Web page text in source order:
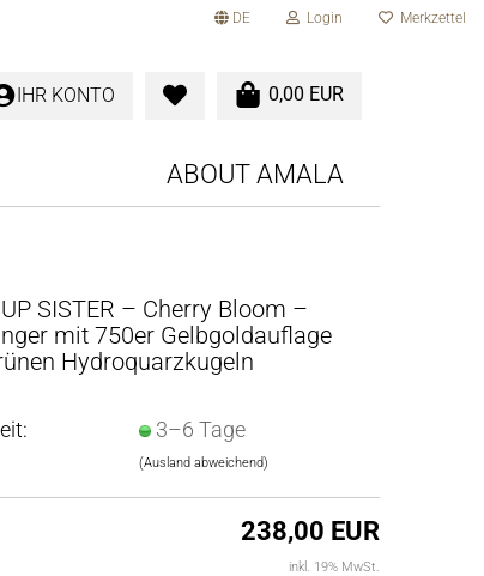
DE Login Merkzettel
0,00 EUR
IHR KONTO
ABOUT AMALA
SIS­TER – Cher­ry Bloom –
mit 750er Gelb­gold­auf­la­ge
Hy­dro­quarz­ku­geln
3–6 Tage
(Ausland abweichend)
238,00 EUR
inkl. 19% MwSt.